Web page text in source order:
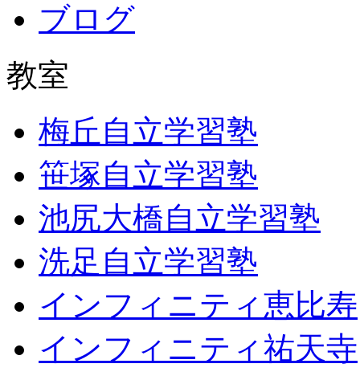
ブログ
教室
梅丘自立学習塾
笹塚自立学習塾
池尻大橋自立学習塾
洗足自立学習塾
インフィニティ恵比寿
インフィニティ祐天寺